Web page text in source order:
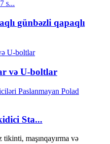
günbəzli qapaqlı
və U-boltlar
Sta...
tikinti, maşınqayırma və